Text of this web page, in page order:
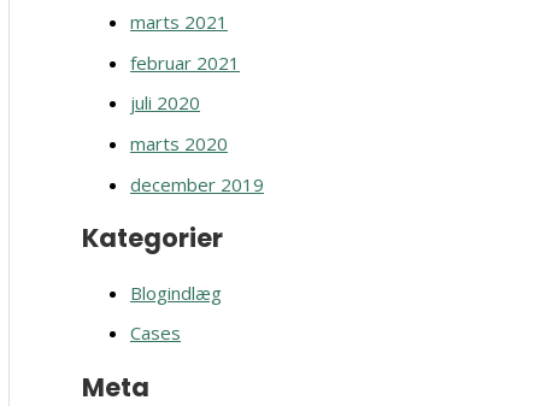
marts 2021
februar 2021
juli 2020
marts 2020
december 2019
Kategorier
Blogindlæg
Cases
Meta